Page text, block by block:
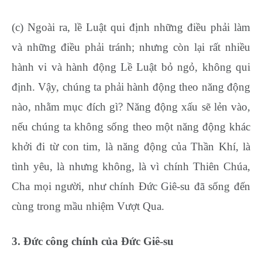
(c) Ngoài ra, lề Luật qui định những điều phải làm
và những điều phải tránh; nhưng còn lại rất nhiều
hành vi và hành động Lề Luật bỏ ngỏ, không qui
định. Vậy, chúng ta phải hành động theo năng động
nào, nhằm mục đích gì? Năng động xấu sẽ lẻn vào,
nếu chúng ta không sống theo một năng động khác
khởi đi từ con tim, là năng động của Thần Khí, là
tình yêu, là nhưng không, là vì chính Thiên Chúa,
Cha mọi người, như chính Đức Giê-su đã sống đến
cùng trong mầu nhiệm Vượt Qua.
3. Đức công chính của Đức Giê-su